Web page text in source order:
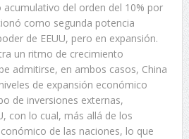
del orden del 10% por
como segunda potencia
de EEUU, pero en expansión.
un ritmo de crecimiento
admitirse, en ambos casos, China
de expansión económico
de inversiones externas,
con lo cual, más allá de los
de las naciones, lo que